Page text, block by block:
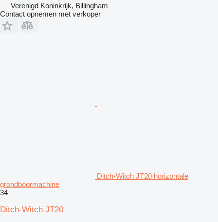
Verenigd Koninkrijk, Billingham
Contact opnemen met verkoper
Ditch-Witch JT20 horizontale
grondboormachine
34
Ditch-Witch JT20